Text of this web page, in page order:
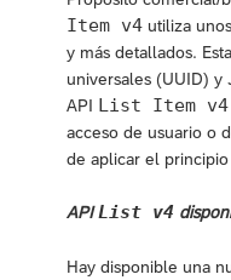
Item v4 utiliza
y más detallados.
universales (UUID) y
API List Item v4
acceso de usuario o
de aplicar el
APIList v4
Hay disponible una